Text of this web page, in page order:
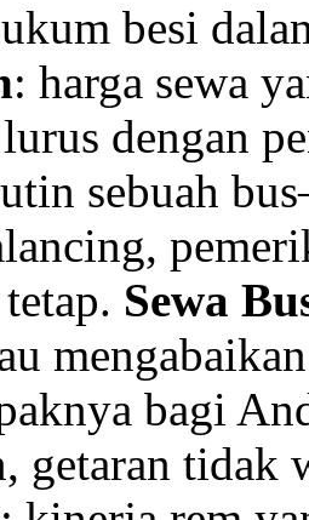
besi
: harga sewa
dengan
sebuah
Sewa
bagi
getaran tidak